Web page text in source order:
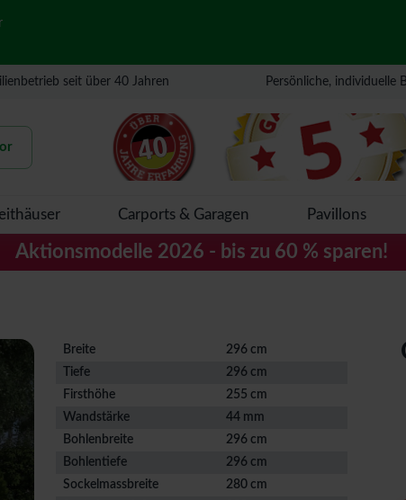
seit über 40 Jahren Persönliche, individuelle
Carports & Garagen Pavillons
Aktionsmodelle 2026 - bis zu 60 % sparen!
Breite
296 cm
Tiefe
296 cm
Firsthöhe
255 cm
Wandstärke
44 mm
Bohlenbreite
296 cm
Bohlentiefe
296 cm
Sockelmassbreite
280 cm